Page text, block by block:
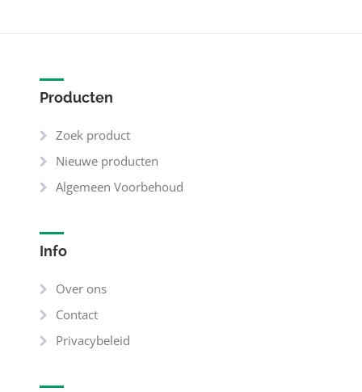
Producten
Zoek product
Nieuwe producten
Algemeen Voorbehoud
Info
Over ons
Contact
Privacybeleid